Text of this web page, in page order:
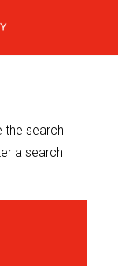
the search
a search